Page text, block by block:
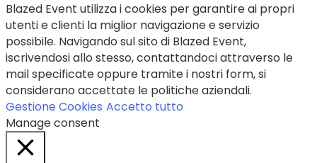
Blazed Event utilizza i cookies per garantire ai propri
utenti e clienti la miglior navigazione e servizio
possibile. Navigando sul sito di Blazed Event,
iscrivendosi allo stesso, contattandoci attraverso le
mail specificate oppure tramite i nostri form, si
considerano accettate le politiche aziendali.
Gestione Cookies Accetto tutto
Manage consent